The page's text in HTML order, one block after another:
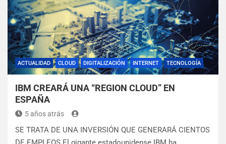
ACTUALIDAD CLOUD DIGITALIZACIÓN INTERNET TECNOLOGÍA
IBM CREARÁ UNA “REGION CLOUD” EN
ESPAÑA
5 años atrás
SE TRATA DE UNA INVERSIÓN QUE GENERARÁ CIENTOS